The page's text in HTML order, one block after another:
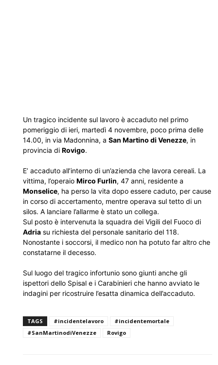
Un tragico incidente sul lavoro è accaduto nel primo
pomeriggio di ieri, martedì 4 novembre, poco prima delle
14.00, in via Madonnina, a San Martino di Venezze, in
provincia di Rovigo.
E’ accaduto all’interno di un’azienda che lavora cereali. La
vittima, l’operaio Mirco Furlin, 47 anni, residente a
Monselice, ha perso la vita dopo essere caduto, per cause
in corso di accertamento, mentre operava sul tetto di un
silos. A lanciare l’allarme è stato un collega.
Sul posto è intervenuta la squadra dei Vigili del Fuoco di
Adria su richiesta del personale sanitario del 118.
Nonostante i soccorsi, il medico non ha potuto far altro che
constatarne il decesso.
Sul luogo del tragico infortunio sono giunti anche gli
ispettori dello Spisal e i Carabinieri che hanno avviato le
indagini per ricostruire l’esatta dinamica dell’accaduto.
TAGS #incidentelavoro
#incidentemortale
#SanMartinodiVenezze
Rovigo